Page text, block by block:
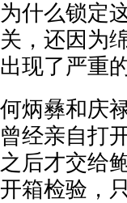
为什么锁定
关，还因为
出现了严重
何炳彝和庆
曾经亲自打
之后才交给
开箱检验，